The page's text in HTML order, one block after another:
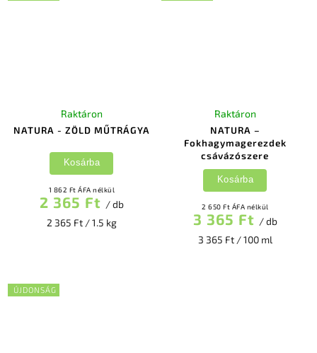
NATURA - ZÖLD MŰTRÁGYA
Raktáron
1 862 Ft ÁFA nélkül
2 365 Ft / db
2 365 Ft / 1.5 kg
Kosárba
NATURA –
Fokhagymagerezdek
csávázószere
Raktáron
2 650 Ft ÁFA nélkül
3 365 Ft / db
3 365 Ft / 100 ml
Kosárba
ÚJDONSÁG